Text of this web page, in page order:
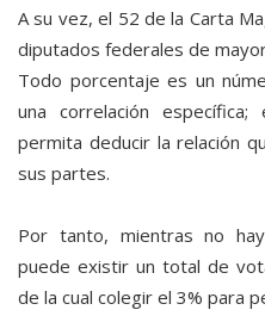
A su vez, el 52 de la Carta
diputados federales de
Todo porcentaje es un
una correlación
permita deducir la relación
sus partes.
Por tanto, mientras no
puede existir un total de
de la cual colegir el 3% para